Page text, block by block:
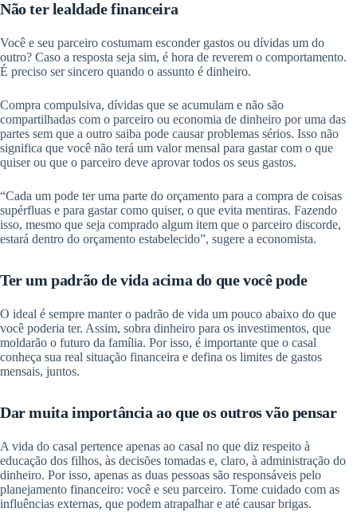
Não ter lealdade financeira
Você e seu parceiro costumam esconder gastos ou dívidas um do
outro? Caso a resposta seja sim, é hora de reverem o comportamento.
É preciso ser sincero quando o assunto é dinheiro.
Compra compulsiva, dívidas que se acumulam e não são
compartilhadas com o parceiro ou economia de dinheiro por uma das
partes sem que a outro saiba pode causar problemas sérios. Isso não
significa que você não terá um valor mensal para gastar com o que
quiser ou que o parceiro deve aprovar todos os seus gastos.
“Cada um pode ter uma parte do orçamento para a compra de coisas
supérfluas e para gastar como quiser, o que evita mentiras. Fazendo
isso, mesmo que seja comprado algum item que o parceiro discorde,
estará dentro do orçamento estabelecido”, sugere a economista.
Ter um padrão de vida acima do que você pode
O ideal é sempre manter o padrão de vida um pouco abaixo do que
você poderia ter. Assim, sobra dinheiro para os investimentos, que
moldarão o futuro da família. Por isso, é importante que o casal
conheça sua real situação financeira e defina os limites de gastos
mensais, juntos.
Dar muita importância ao que os outros vão pensar
A vida do casal pertence apenas ao casal no que diz respeito à
educação dos filhos, às decisões tomadas e, claro, à administração do
dinheiro. Por isso, apenas as duas pessoas são responsáveis pelo
planejamento financeiro: você e seu parceiro. Tome cuidado com as
influências externas, que podem atrapalhar e até causar brigas.